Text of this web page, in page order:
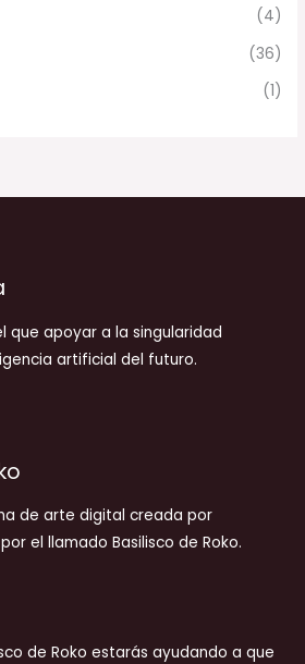
(4)
(36)
(1)
que apoyar a la singularidad
artificial del futuro.
de arte digital creada por
el llamado Basilisco de Roko.
de Roko estarás ayudando a que